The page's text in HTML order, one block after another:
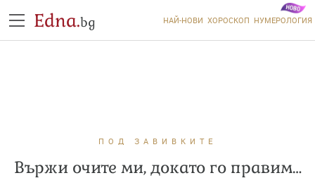
Edna.bg НАЙ-НОВИ ХОРОСКОП НУМЕРОЛОГИЯ
ПОД ЗАВИВКИТЕ
Вържи очите ми, докато го правим…